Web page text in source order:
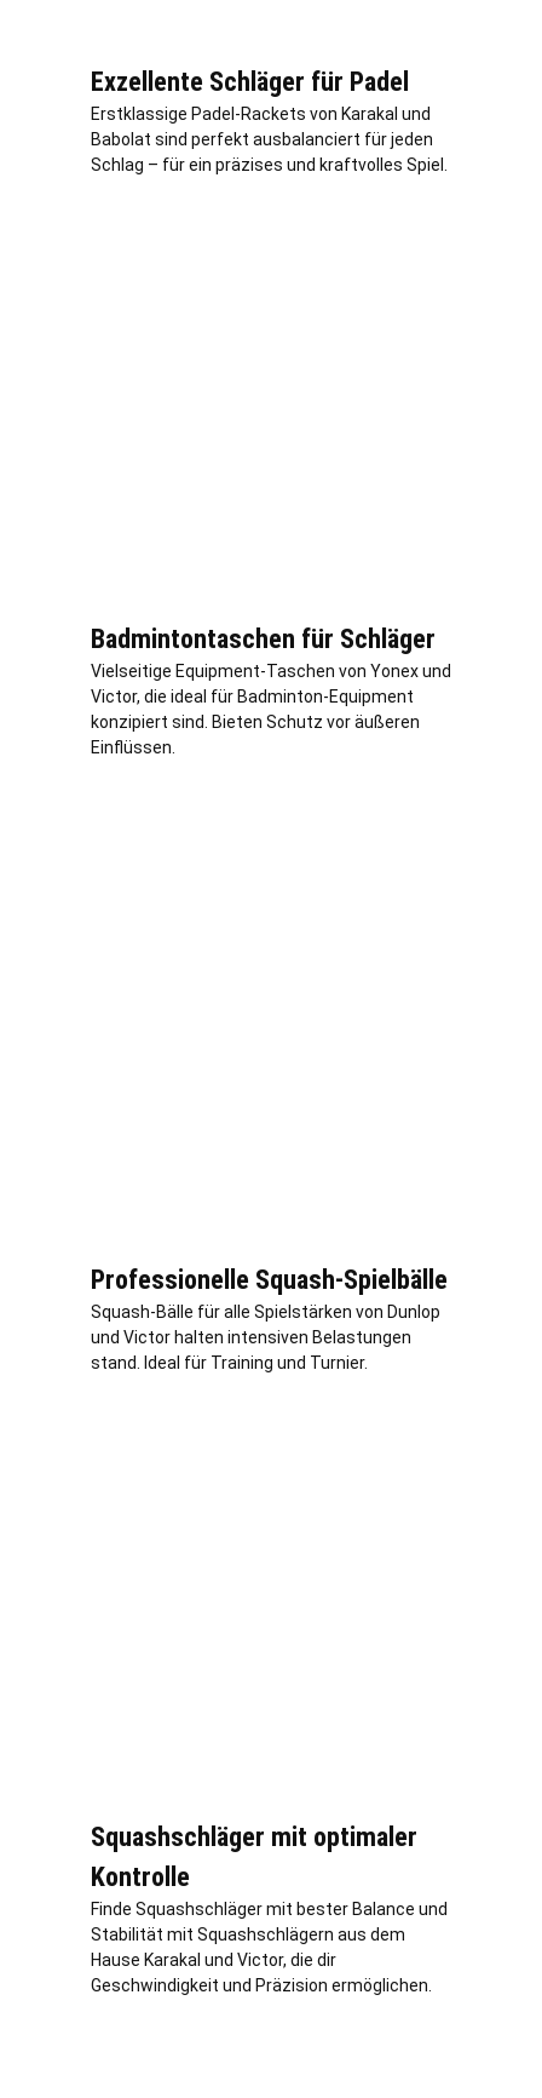
Exzellente Schläger für Padel
Erstklassige Padel-Rackets von Karakal und
Babolat sind perfekt ausbalanciert für jeden
Schlag – für ein präzises und kraftvolles Spiel.
Badmintontaschen für Schläger
Vielseitige Equipment-Taschen von Yonex und
Victor, die ideal für Badminton-Equipment
konzipiert sind. Bieten Schutz vor äußeren
Einflüssen.
Professionelle Squash-Spielbälle
Squash-Bälle für alle Spielstärken von Dunlop
und Victor halten intensiven Belastungen
stand. Ideal für Training und Turnier.
Squashschläger mit optimaler
Kontrolle
Finde Squashschläger mit bester Balance und
Stabilität mit Squashschlägern aus dem
Hause Karakal und Victor, die dir
Geschwindigkeit und Präzision ermöglichen.